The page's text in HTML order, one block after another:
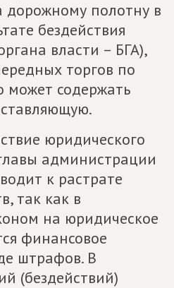
дорожному полотну в
бездействия
власти – БГА),
торгов по
может содержать
юридического
администрации
к растрате
так как в
на юридическое
финансовое
штрафов. В
(бездействий)